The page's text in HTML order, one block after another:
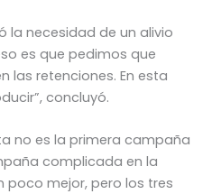
la necesidad de un alivio
es que pedimos que
las retenciones. En esta
concluyó.
no es la primera campaña
complicada en la
poco mejor, pero los tres